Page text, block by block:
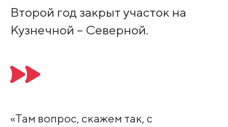
Второй год закрыт участок на
Кузнечной – Северной.
«Там вопрос, скажем так, с